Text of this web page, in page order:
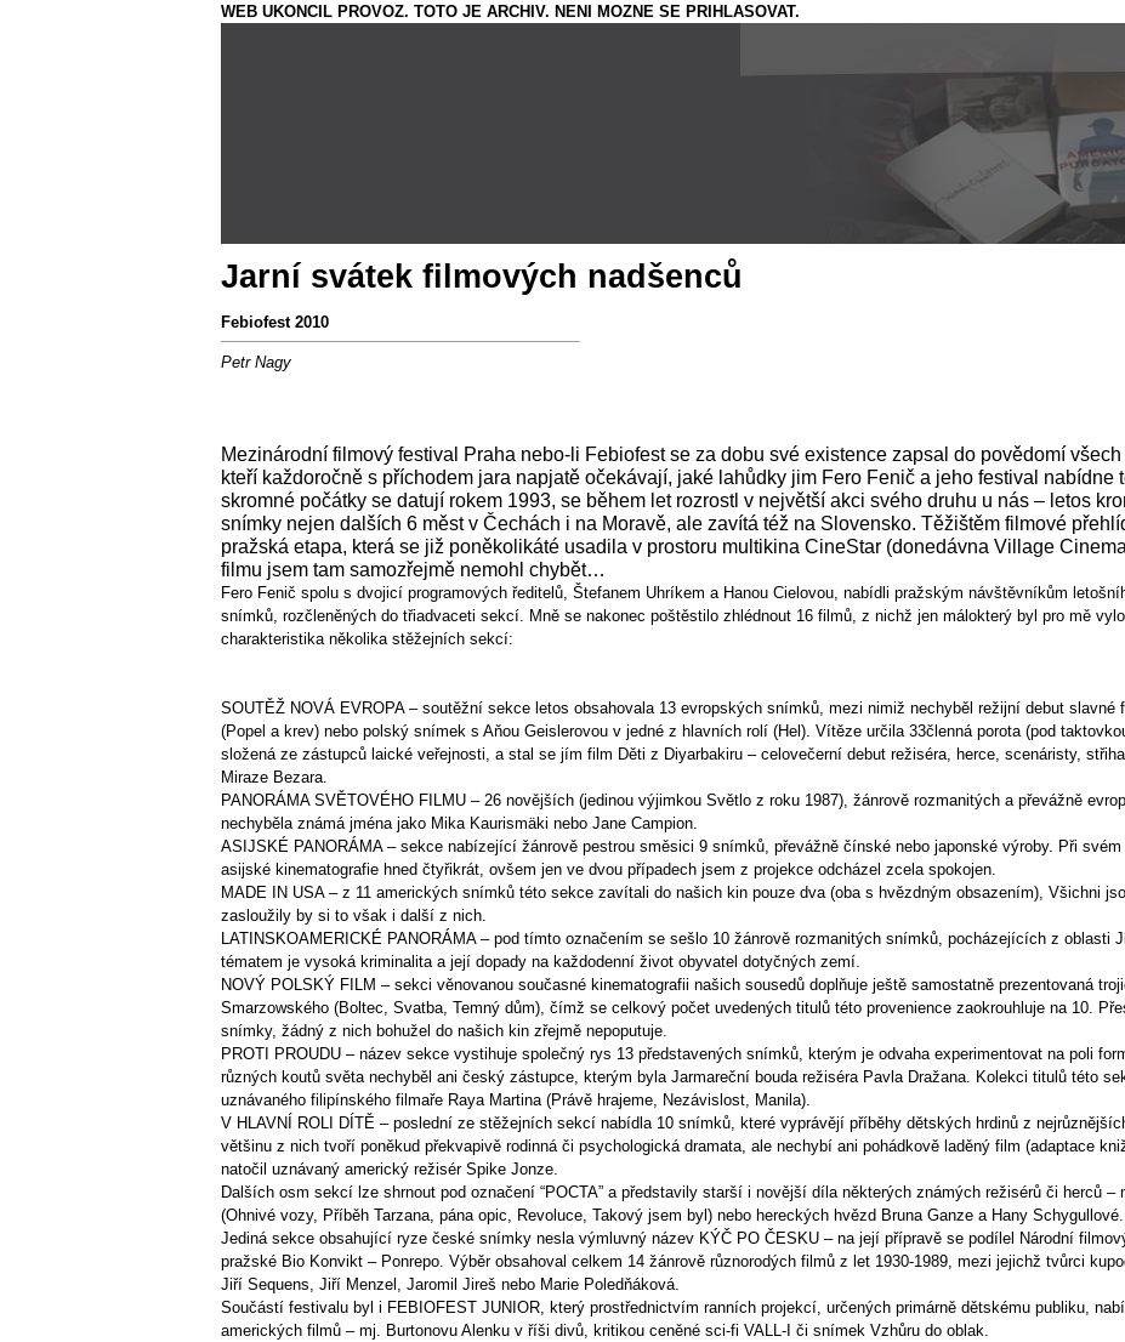
WEB UKONCIL PROVOZ. TOTO JE ARCHIV. NENI MOZNE SE PRIHLASOVAT.
Jarní svátek filmových nadšenců
Febiofest 2010
Petr Nagy
Mezinárodní filmový festival Praha nebo-li Febiofest se za dobu své existence zapsal do povědomí
kteří každoročně s příchodem jara napjatě očekávají, jaké lahůdky jim Fero Fenič a jeho festival nabídne
skromné počátky se datují rokem 1993, se během let rozrostl v největší akci svého druhu u nás – letos
snímky nejen dalších 6 měst v Čechách i na Moravě, ale zavítá též na Slovensko. Těžištěm filmové
pražská etapa, která se již poněkolikáté usadila v prostoru multikina CineStar (donedávna Village
filmu jsem tam samozřejmě nemohl chybět…
Fero Fenič spolu s dvojicí programových ředitelů, Štefanem Uhríkem a Hanou Cielovou, nabídli pražským návštěvníkům
snímků, rozčleněných do třiadvaceti sekcí. Mně se nakonec poštěstilo zhlédnout 16 filmů, z nichž jen málokterý byl pro mě
charakteristika několika stěžejních sekcí:
SOUTĚŽ NOVÁ EVROPA – soutěžní sekce letos obsahovala 13 evropských snímků, mezi nimiž nechyběl režijní debut slavné
(Popel a krev) nebo polský snímek s Aňou Geislerovou v jedné z hlavních rolí (Hel). Vítěze určila 33členná porota (pod
složená ze zástupců laické veřejnosti, a stal se jím film Děti z Diyarbakiru – celovečerní debut režiséra, herce, scenáristy,
Miraze Bezara.
PANORÁMA SVĚTOVÉHO FILMU – 26 novějších (jedinou výjimkou Světlo z roku 1987), žánrově rozmanitých a převážně
nechyběla známá jména jako Mika Kaurismäki nebo Jane Campion.
ASIJSKÉ PANORÁMA – sekce nabízející žánrově pestrou směsici 9 snímků, převážně čínské nebo japonské výroby. Při
asijské kinematografie hned čtyřikrát, ovšem jen ve dvou případech jsem z projekce odcházel zcela spokojen.
MADE IN USA – z 11 amerických snímků této sekce zavítali do našich kin pouze dva (oba s hvězdným obsazením), Všichni
zasloužily by si to však i další z nich.
LATINSKOAMERICKÉ PANORÁMA – pod tímto označením se sešlo 10 žánrově rozmanitých snímků, pocházejících z oblasti
tématem je vysoká kriminalita a její dopady na každodenní život obyvatel dotyčných zemí.
NOVÝ POLSKÝ FILM – sekci věnovanou současné kinematografii našich sousedů doplňuje ještě samostatně prezentovaná
Smarzowského (Boltec, Svatba, Temný dům), čímž se celkový počet uvedených titulů této provenience zaokrouhluje na 10.
snímky, žádný z nich bohužel do našich kin zřejmě nepoputuje.
PROTI PROUDU – název sekce vystihuje společný rys 13 představených snímků, kterým je odvaha experimentovat na poli
různých koutů světa nechyběl ani český zástupce, kterým byla Jarmareční bouda režiséra Pavla Dražana. Kolekci titulů této
uznávaného filipínského filmaře Raya Martina (Právě hrajeme, Nezávislost, Manila).
V HLAVNÍ ROLI DÍTĚ – poslední ze stěžejních sekcí nabídla 10 snímků, které vyprávějí příběhy dětských hrdinů z
většinu z nich tvoří poněkud překvapivě rodinná či psychologická dramata, ale nechybí ani pohádkově laděný film (adaptace
natočil uznávaný americký režisér Spike Jonze.
Dalších osm sekcí lze shrnout pod označení “POCTA” a představily starší i novější díla některých známých režisérů či herců –
(Ohnivé vozy, Příběh Tarzana, pána opic, Revoluce, Takový jsem byl) nebo hereckých hvězd Bruna Ganze a Hany Schygullové.
Jediná sekce obsahující ryze české snímky nesla výmluvný název KÝČ PO ČESKU – na její přípravě se podílel Národní
pražské Bio Konvikt – Ponrepo. Výběr obsahoval celkem 14 žánrově různorodých filmů z let 1930-1989, mezi jejichž tvůrci
Jiří Sequens, Jiří Menzel, Jaromil Jireš nebo Marie Poledňáková.
Součástí festivalu byl i FEBIOFEST JUNIOR, který prostřednictvím ranních projekcí, určených primárně dětskému publiku,
amerických filmů – mj. Burtonovu Alenku v říši divů, kritikou ceněné sci-fi VALL-I či snímek Vzhůru do oblak.